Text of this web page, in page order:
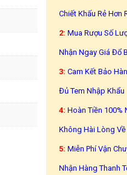
Chiết Khấu Rẻ Hơn
2:Mua Rượu Số
Nhận Ngay Giá Đổ
3: Cam Kết Bảo
Đủ Tem Nhập Khẩu
4:Hoàn Tiền 100%
Không Hài Lòng Về
5: Miễn Phí Vận
Nhận Hàng Thanh